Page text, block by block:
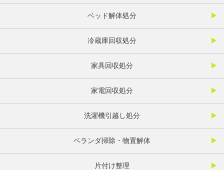
ベッド解体処分
冷蔵庫回収処分
家具回収処分
家電回収処分
洗濯機引越し処分
ベランダ掃除・物置解体
片付け整理